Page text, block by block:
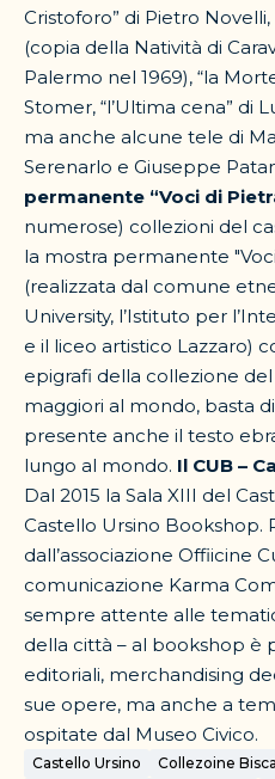
Cristoforo” di Pietro Novelli,
(copia della Natività di
Palermo nel 1969), “la
Stomer, “l’Ultima cena” di
ma anche alcune tele di
Serenarlo e Giuseppe
permanente “Voci di
numerose) collezioni del
la mostra permanente
(realizzata dal comune
University, l’Istituto per
e il liceo artistico Lazzaro)
epigrafi della collezione del
maggiori al mondo, basta
presente anche il testo
lungo al mondo. Il CUB –
Dal 2015 la Sala XIII del
Castello Ursino Bookshop.
dall’associazione Offiicine
comunicazione Karma
sempre attente alle
della città – al bookshop è
editoriali, merchandising
sue opere, ma anche a
ospitate dal Museo Civico.
Castello Ursino
Collezoine